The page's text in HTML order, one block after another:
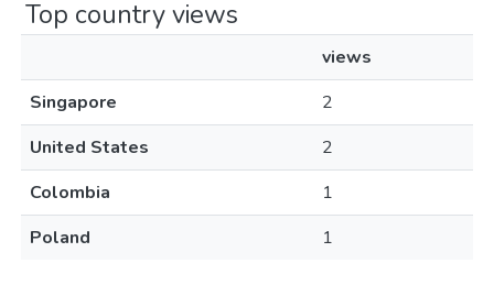
Top country views
views
Singapore
2
United States
2
Colombia
1
Poland
1